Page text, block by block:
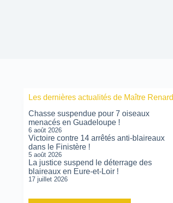
Les dernières actualités de Maître Renard
Chasse suspendue pour 7 oiseaux
menacés en Guadeloupe !
6 août 2026
Victoire contre 14 arrêtés anti-blaireaux
dans le Finistère !
5 août 2026
La justice suspend le déterrage des
blaireaux en Eure-et-Loir !
17 juillet 2026